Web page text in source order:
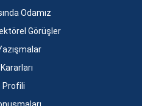
Odamız
Görüşler
Profili